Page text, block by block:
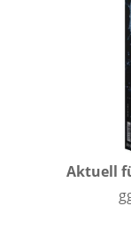
Aktuell